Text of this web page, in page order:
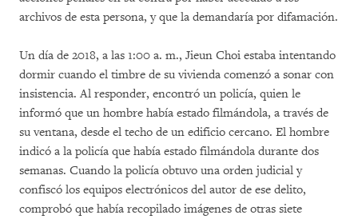
archivos de esta persona, y que la demandaría por difamación.
Un día de 2018, a las 1:00 a. m., Jieun Choi estaba intentando
dormir cuando el timbre de su vivienda comenzó a sonar con
insistencia. Al responder, encontró un policía, quien le
informó que un hombre había estado filmándola, a través de
su ventana, desde el techo de un edificio cercano. El hombre
indicó a la policía que había estado filmándola durante dos
semanas. Cuando la policía obtuvo una orden judicial y
confiscó los equipos electrónicos del autor de ese delito,
comprobó que había recopilado imágenes de otras siete